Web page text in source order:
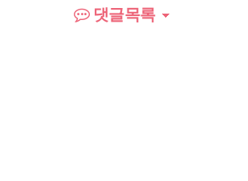
댓글목록